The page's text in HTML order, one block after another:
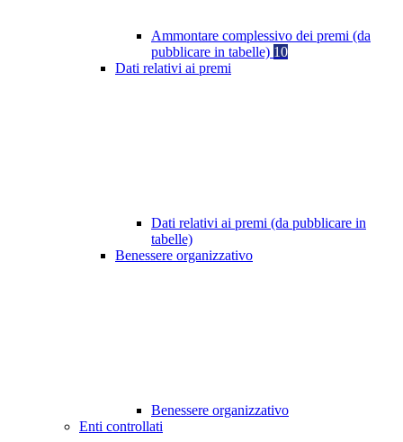
Ammontare complessivo dei premi (da
pubblicare in tabelle) 10
Dati relativi ai premi
Dati relativi ai premi (da pubblicare in
tabelle)
Benessere organizzativo
Benessere organizzativo
Enti controllati